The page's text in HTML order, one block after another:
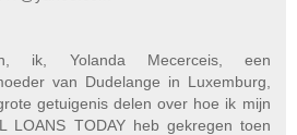
ik, Yolanda Mecerceis, een
van Dudelange in Luxemburg,
getuigenis delen over hoe ik mijn
LOANS TODAY heb gekregen toen